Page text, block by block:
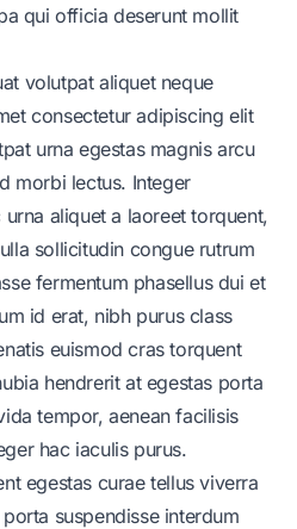
qui officia deserunt mollit
volutpat aliquet neque
consectetur adipiscing elit
urna egestas magnis arcu
morbi lectus. Integer
aliquet a laoreet torquent,
sollicitudin congue rutrum
fermentum phasellus dui et
id erat, nibh purus class
euismod cras torquent
hendrerit at egestas porta
tempor, aenean facilisis
hac iaculis purus.
egestas curae tellus viverra
suspendisse interdum